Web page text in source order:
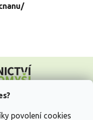
povolení cookies